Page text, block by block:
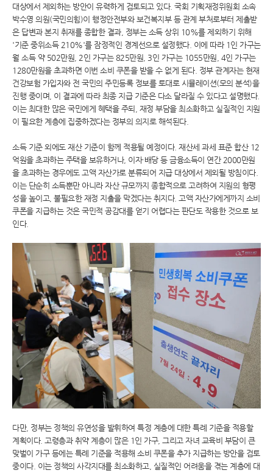
대상에서 제외하는 방안이 유력하게 검토되고 있다. 국회 기획재정위원회 소속
박수영 의원(국민의힘)이 행정안전부와 보건복지부 등 관계 부처로부터 제출받
은 답변과 본지 취재를 종합한 결과, 정부는 소득 상위 10%를 제외하기 위해
'기준 중위소득 210%'를 잠정적인 경계선으로 설정했다. 이에 따라 1인 가구는
월 소득 약 502만원, 2인 가구는 825만원, 3인 가구는 1055만원, 4인 가구는
1280만원을 초과하면 이번 소비 쿠폰을 받을 수 없게 된다. 정부 관계자는 현재
건강보험 가입자와 전 국민의 주민등록 정보를 토대로 시뮬레이션(모의 분석)을
진행 중이며, 이 결과에 따라 최종 지급 기준은 다소 달라질 수 있다고 설명했다.
이는 최대한 많은 국민에게 혜택을 주되, 재정 부담을 최소화하고 실질적인 지원
이 필요한 계층에 집중하겠다는 정부의 의지로 해석된다.
소득 기준 외에도 재산 기준이 함께 적용될 예정이다. 재산세 과세 표준 합산 12
억원을 초과하는 주택을 보유하거나, 이자·배당 등 금융소득이 연간 2000만원
을 초과하는 경우에도 고액 자산가로 분류되어 지급 대상에서 제외될 방침이다.
이는 단순히 소득뿐만 아니라 자산 규모까지 종합적으로 고려하여 지원의 형평
성을 높이고, 불필요한 재정 지출을 막겠다는 취지다. 고액 자산가에게까지 소비
쿠폰을 지급하는 것은 국민적 공감대를 얻기 어렵다는 판단도 작용한 것으로 보
인다.
다만, 정부는 정책의 유연성을 발휘하여 특정 계층에 대한 특례 기준을 적용할
계획이다. 고령층과 취약 계층이 많은 1인 가구, 그리고 자녀 교육비 부담이 큰
맞벌이 가구 등에는 특례 기준을 적용해 소비 쿠폰을 추가 지급하는 방안을 검토
중이다. 이는 정책의 사각지대를 최소화하고, 실질적인 어려움을 겪는 계층에 대